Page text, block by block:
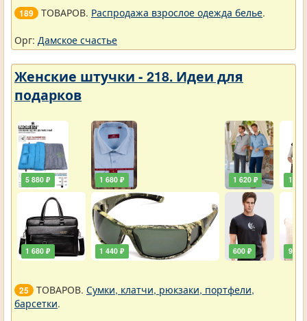
189 ТОВАРОВ. Распродажа взрослое одежда белье.
Орг: Дамское счастье
Женские штучки - 218. Идеи для
подарков
5 880 ₽
1 680 ₽
1 680 ₽
1 440 ₽
1 620 ₽
600 ₽
1
900 ₽
25 ТОВАРОВ. Сумки, клатчи, рюкзаки, портфели,
барсетки.